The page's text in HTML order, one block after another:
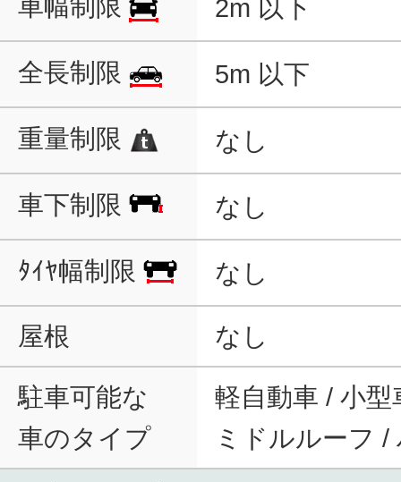
車幅制限 2m 以下
全長制限 5m 以下
重量制限 なし
車下制限 なし
ﾀｲﾔ幅制限 なし
屋根 なし
駐車可能な
車のタイプ
軽自動車 / 小型
ミドルルーフ /